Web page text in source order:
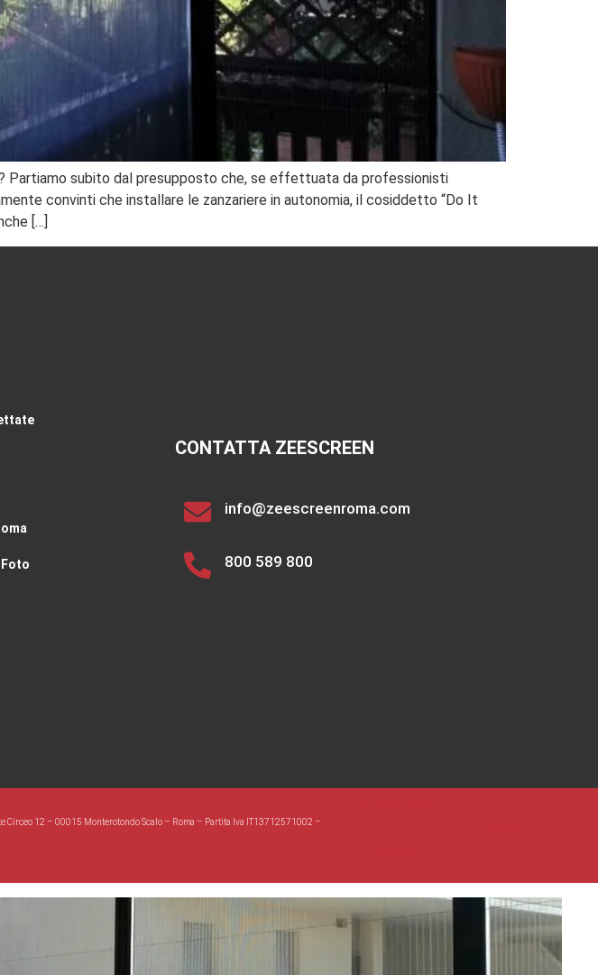
Partiamo subito dal presupposto che, se effettuata da professionisti
convinti che installare le zanzariere in autonomia, il cosiddetto “Do It
[…]
CONTATTA ZEESCREEN
info@zeescreenroma.com
800 589 800
Circeo 12 – 00015 Monterotondo Scalo – Roma – Partita Iva IT13712571002 –